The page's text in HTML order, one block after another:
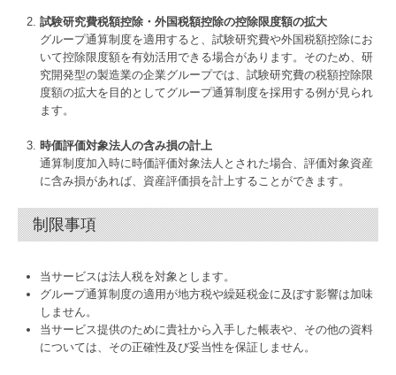
試験研究費税額控除・外国税額控除の控除限度額の拡大
グループ通算制度を適用すると、試験研究費や外国税額控除にお
いて控除限度額を有効活用できる場合があります。そのため、研
究開発型の製造業の企業グループでは、試験研究費の税額控除限
度額の拡大を目的としてグループ通算制度を採用する例が見られ
ます。
時価評価対象法人の含み損の計上
通算制度加入時に時価評価対象法人とされた場合、評価対象資産
に含み損があれば、資産評価損を計上することができます。
制限事項
当サービスは法人税を対象とします。
グループ通算制度の適用が地方税や繰延税金に及ぼす影響は加味
しません。
当サービス提供のために貴社から入手した帳表や、その他の資料
については、その正確性及び妥当性を保証しません。